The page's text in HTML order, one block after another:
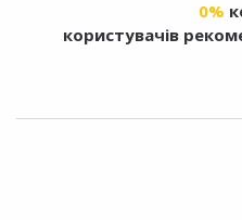
0%
користувачів